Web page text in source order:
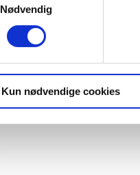
Nødvendig
Kun nødvendige cookies